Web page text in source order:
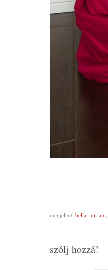
megjelent: bella miriam
szólj hozzá!